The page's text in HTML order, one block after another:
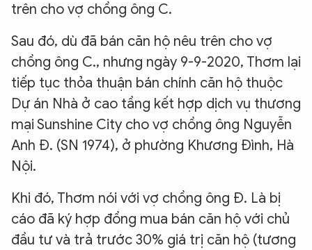
trên cho vợ chồng ông C.
Sau đó, dù đã bán căn hộ nêu trên cho vợ
chồng ông C., nhưng ngày 9-9-2020, Thơm lại
tiếp tục thỏa thuận bán chính căn hộ thuộc
Dự án Nhà ở cao tầng kết hợp dịch vụ thương
mại Sunshine City cho vợ chồng ông Nguyễn
Anh Đ. (SN 1974), ở phường Khương Đình, Hà
Nội.
Khi đó, Thơm nói với vợ chồng ông Đ. Là bị
cáo đã ký hợp đồng mua bán căn hộ với chủ
đầu tư và trả trước 30% giá trị căn hộ (tương